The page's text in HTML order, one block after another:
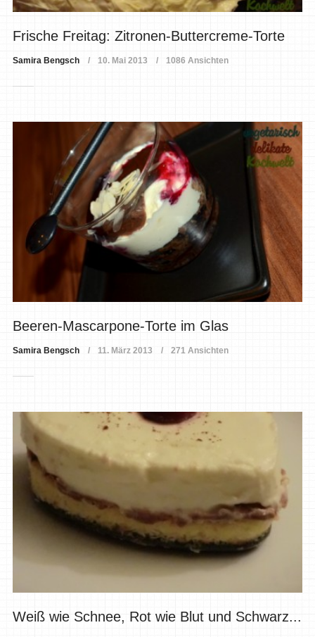
Frische Freitag: Zitronen-Buttercreme-Torte
Samira Bengsch 10. Mai 2013 1086 Ansichten
Beeren-Mascarpone-Torte im Glas
Samira Bengsch 11. März 2013 271 Ansichten
Weiß wie Schnee, Rot wie Blut und Schwarz...